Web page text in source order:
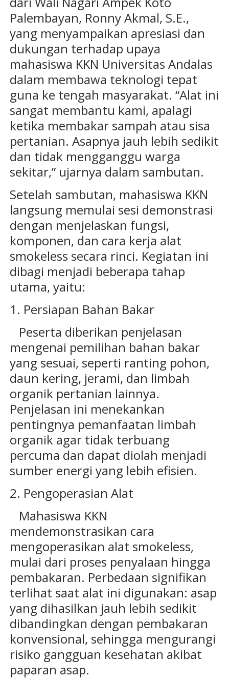
Palembayan, Ronny Akmal, S.E.,
yang menyampaikan apresiasi dan
dukungan terhadap upaya
mahasiswa KKN Universitas Andalas
dalam membawa teknologi tepat
guna ke tengah masyarakat. “Alat ini
sangat membantu kami, apalagi
ketika membakar sampah atau sisa
pertanian. Asapnya jauh lebih sedikit
dan tidak mengganggu warga
sekitar,” ujarnya dalam sambutan.
Setelah sambutan, mahasiswa KKN
langsung memulai sesi demonstrasi
dengan menjelaskan fungsi,
komponen, dan cara kerja alat
smokeless secara rinci. Kegiatan ini
dibagi menjadi beberapa tahap
utama, yaitu:
1. Persiapan Bahan Bakar
Peserta diberikan penjelasan
mengenai pemilihan bahan bakar
yang sesuai, seperti ranting pohon,
daun kering, jerami, dan limbah
organik pertanian lainnya.
Penjelasan ini menekankan
pentingnya pemanfaatan limbah
organik agar tidak terbuang
percuma dan dapat diolah menjadi
sumber energi yang lebih efisien.
2. Pengoperasian Alat
Mahasiswa KKN
mendemonstrasikan cara
mengoperasikan alat smokeless,
mulai dari proses penyalaan hingga
pembakaran. Perbedaan signifikan
terlihat saat alat ini digunakan: asap
yang dihasilkan jauh lebih sedikit
dibandingkan dengan pembakaran
konvensional, sehingga mengurangi
risiko gangguan kesehatan akibat
paparan asap.